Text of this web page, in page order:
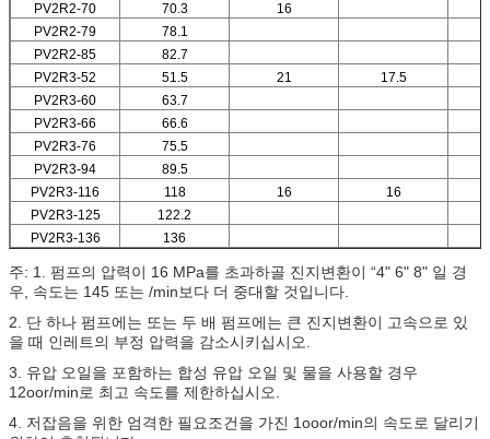
PV2R2-70
70.3
16
PV2R2-79
78.1
PV2R2-85
82.7
PV2R3-52
51.5 21
17.5
PV2R3-60
63.7
PV2R3-66
66.6
PV2R3-76
75.5
PV2R3-94
89.5
PV2R3-116
118 16
16
PV2R3-125
122.2
PV2R3-136
136
주: 1. 펌프의 압력이 16 MPa를 초과하골 진지변환이 “4" 6" 8" 일 경
우, 속도는 145 또는 /min보다 더 중대할 것입니다.
2. 단 하나 펌프에는 또는 두 배 펌프에는 큰 진지변환이 고속으로 있
을 때 인레트의 부정 압력을 감소시키십시오.
3. 유압 오일을 포함하는 합성 유압 오일 및 물을 사용할 경우
12oor/min로 최고 속도를 제한하십시오.
4. 저잡음을 위한 엄격한 필요조건을 가진 1ooor/min의 속도로 달리기